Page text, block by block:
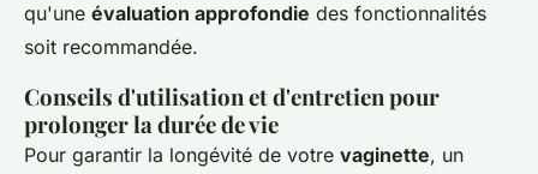
qu'une évaluation approfondie des fonctionnalités
soit recommandée.
Conseils d'utilisation et d'entretien pour
prolonger la durée de vie
Pour garantir la longévité de votre vaginette, un